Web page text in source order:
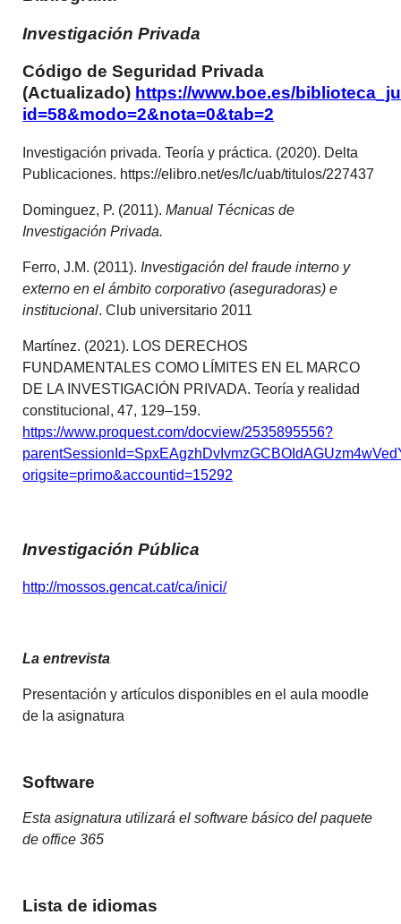
Investigación Privada
Código de Seguridad Privada
(Actualizado) https://www.boe.es/
id=58&modo=2&nota=0&tab=2
Investigación privada. Teoría y práctica. (2020). Delta
Publicaciones. https://elibro.net/es/lc/uab/titulos/227437
Dominguez, P. (2011).Manual Técnicas de
Investigación Privada.
Ferro, J.M. (2011). Investigación del fraude interno y
externo en el ámbito corporativo (aseguradoras) e
institucional. Club universitario 2011
Martínez. (2021). LOS DERECHOS
FUNDAMENTALES COMO LÍMITES EN EL MARCO
DE LA INVESTIGACIÓN PRIVADA. Teoría y realidad
constitucional, 47, 129–159.
https://www.proquest.com/docview/2535895556?
origsite=primo&accountid=15292
Investigación Pública
http://mossos.gencat.cat/ca/inici/
La entrevista
Presentación y artículos disponibles en el aula moodle
de la asignatura
Software
Esta asignatura utilizará el software básico del paquete
de office 365
Lista de idiomas